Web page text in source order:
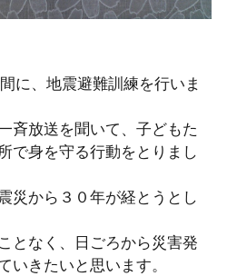
に、地震避難訓練を行いま
斉放送を聞いて、子どもた
で身を守る行動をとりまし
災から３０年が経とうとし
となく、日ごろから災害発
いきたいと思います。